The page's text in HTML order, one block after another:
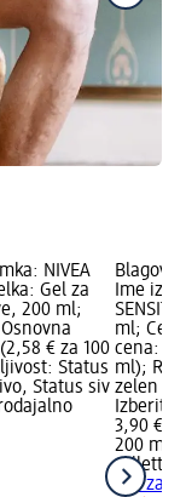
NIVEA
Gel za
200 ml;
€ za 100
Status
Status siv
Ime
ml;
cena:
ml);
zelen
Izberite
3,90 €
200 ml
Gillette
Gel za